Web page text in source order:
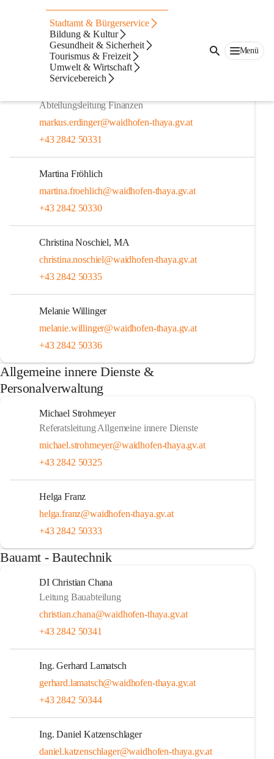
Stadtamt & Bürgerservice
Bildung & Kultur
Gesundheit & Sicherheit
Tourismus & Freizeit
Umwelt & Wirtschaft
Servicebereich
Menü
Mitarbeiter
Abteilungsleitung Finanzen
markus.erdinger@waidhofen-thaya.gv.at
+43 2842 50331
Martina Fröhlich
martina.froehlich@waidhofen-thaya.gv.at
+43 2842 50330
Christina Noschiel, MA
christina.noschiel@waidhofen-thaya.gv.at
+43 2842 50335
Melanie Willinger
melanie.willinger@waidhofen-thaya.gv.at
+43 2842 50336
Allgemeine innere Dienste &
Personalverwaltung
Michael Strohmeyer
Referatsleitung Allgemeine innere Dienste
michael.strohmeyer@waidhofen-thaya.gv.at
+43 2842 50325
Helga Franz
helga.franz@waidhofen-thaya.gv.at
+43 2842 50333
Bauamt - Bautechnik
DI Christian Chana
Leitung Bauabteilung
christian.chana@waidhofen-thaya.gv.at
+43 2842 50341
Ing. Gerhard Lamatsch
gerhard.lamatsch@waidhofen-thaya.gv.at
+43 2842 50344
Ing. Daniel Katzenschlager
daniel.katzenschlager@waidhofen-thaya.gv.at